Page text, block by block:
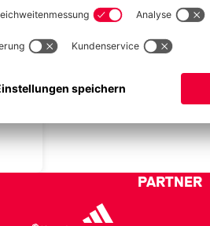
PARTNER